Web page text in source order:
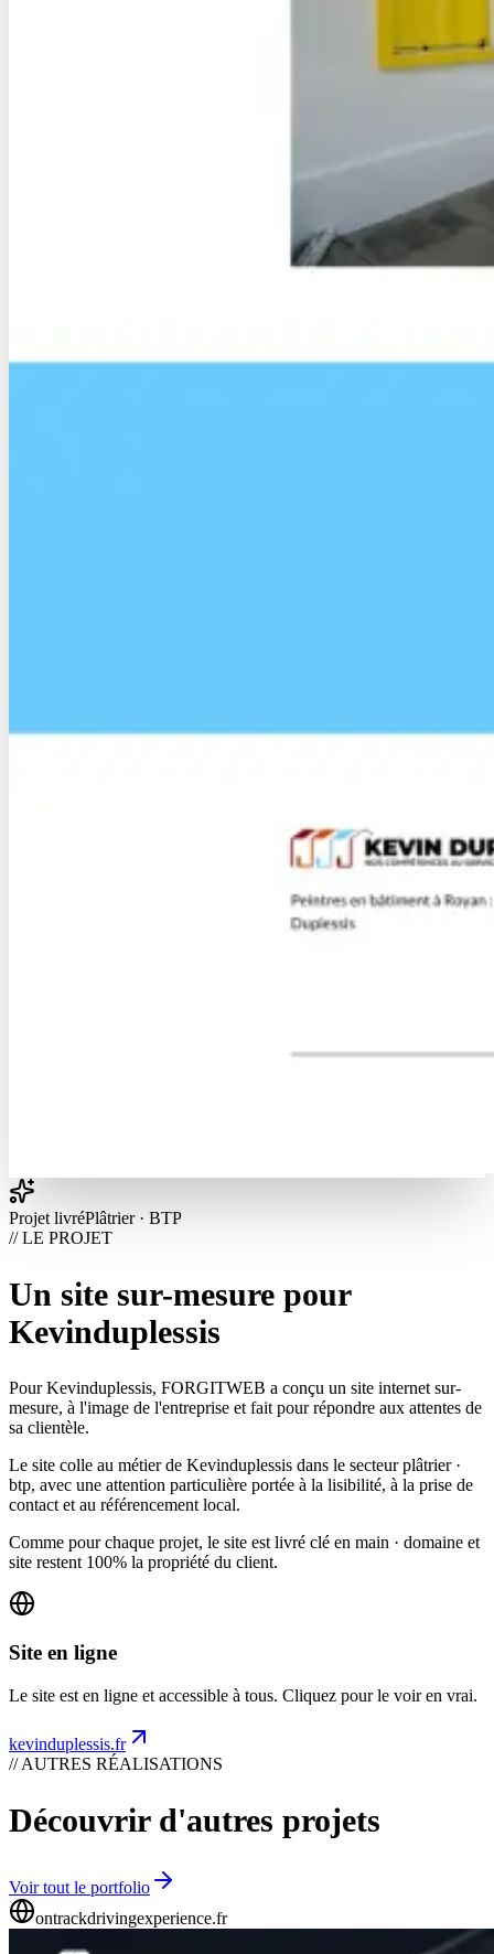
Projet livréPlâtrier · BTP
// LE PROJET
Un site sur-mesure pour
Kevinduplessis
Pour Kevinduplessis, FORGITWEB a conçu un site internet sur-
mesure, à l'image de l'entreprise et fait pour répondre aux attentes de
sa clientèle.
Le site colle au métier de Kevinduplessis dans le secteur plâtrier ·
btp, avec une attention particulière portée à la lisibilité, à la prise de
contact et au référencement local.
Comme pour chaque projet, le site est livré clé en main · domaine et
site restent 100% la propriété du client.
Site en ligne
Le site est en ligne et accessible à tous. Cliquez pour le voir en vrai.
kevinduplessis.fr
// AUTRES RÉALISATIONS
Découvrir d'autres projets
Voir tout le portfolio
ontrackdrivingexperience.fr